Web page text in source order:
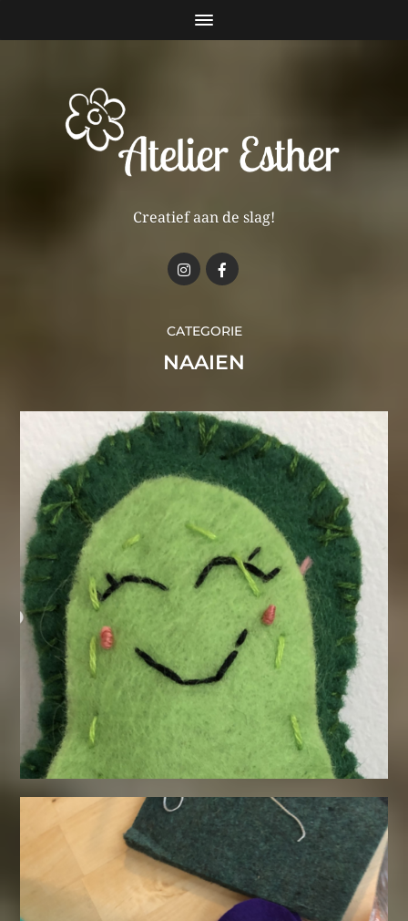
Creatief aan de slag!
CATEGORIE
NAAIEN